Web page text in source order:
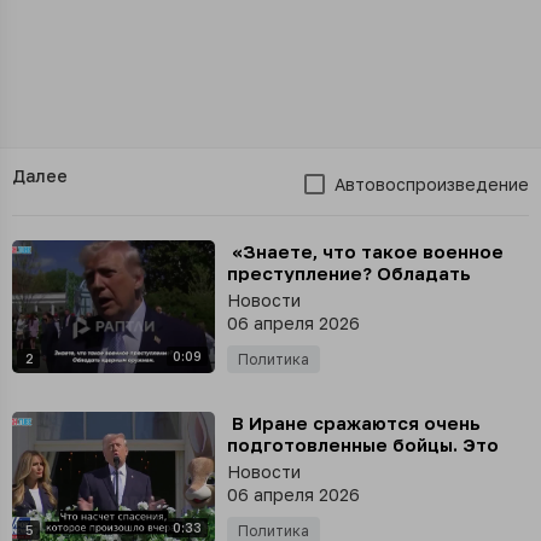
Далее Автовоспроизведение
2 0:09
⁣ «Знаете, что такое военное
преступление? Обладать
ядерным оружием», - Дональд
Трамп
Новости
06 апреля 2026
Политика
5 0:33
⁣ В Иране сражаются очень
подготовленные бойцы. Это
жёсткие, крепкие люди, -
Трамп
Новости
06 апреля 2026
Политика